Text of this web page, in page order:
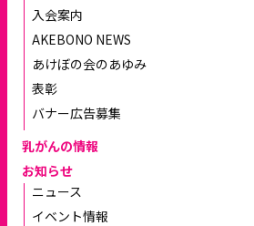
入会案内
AKEBONO NEWS
あけぼの会のあゆみ
表彰
バナー広告募集
乳がんの情報
お知らせ
ニュース
イベント情報